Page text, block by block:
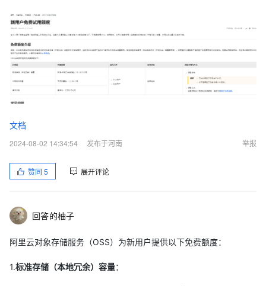
文档
2024-08-02 14:34:54
发布于河南 举报
赞同 5 展开评论
回答的柚子
阿里云对象存储服务（OSS）为新用户提供以下免费额度：
1.标准存储（本地冗余）容量：